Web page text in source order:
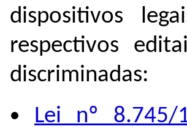
dispositivos
respectivos
discriminadas:
Lei nº 8.745/